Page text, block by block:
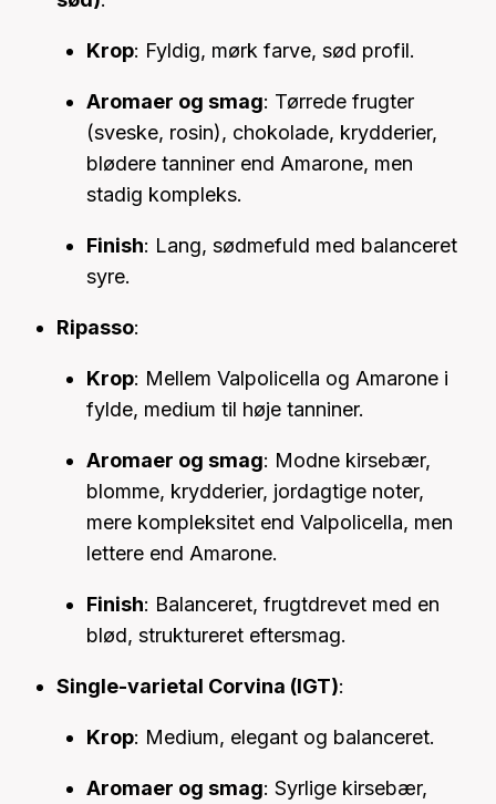
Krop: Fyldig, mørk farve, sød profil.
Aromaer og smag: Tørrede frugter
(sveske, rosin), chokolade, krydderier,
blødere tanniner end Amarone, men
stadig kompleks.
Finish: Lang, sødmefuld med balanceret
syre.
Ripasso:
Krop: Mellem Valpolicella og Amarone i
fylde, medium til høje tanniner.
Aromaer og smag: Modne kirsebær,
blomme, krydderier, jordagtige noter,
mere kompleksitet end Valpolicella, men
lettere end Amarone.
Finish: Balanceret, frugtdrevet med en
blød, struktureret eftersmag.
Single-varietal Corvina (IGT):
Krop: Medium, elegant og balanceret.
Aromaer og smag: Syrlige kirsebær,